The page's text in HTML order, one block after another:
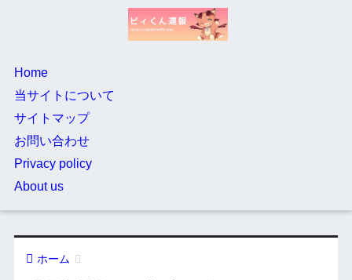
Home
当サイトについて
サイトマップ
お問い合わせ
Privacy policy
About us
ホーム